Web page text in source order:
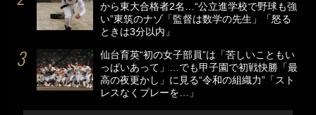
から東大合格者2名…“公立進学校で野球も強
い”東筑のナゾ「監督は数学の先生」「怒る
ときは3分以内」
仙台育英“初の女子部員”は「苦しいこともい
っぱいあって」…でも甲子園で初戦快勝「最
高の夜更かし」に見る“令和の組織力”「スト
レスなくプレーを…」